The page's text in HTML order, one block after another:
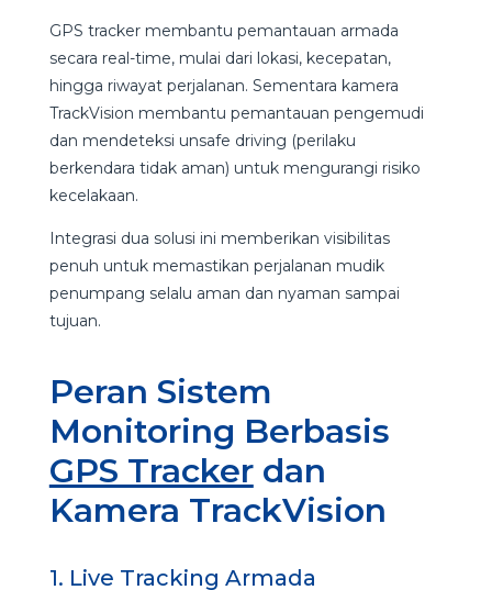
GPS tracker membantu pemantauan armada
secara real-time, mulai dari lokasi, kecepatan,
hingga riwayat perjalanan. Sementara kamera
TrackVision membantu pemantauan pengemudi
dan mendeteksi unsafe driving (perilaku
berkendara tidak aman) untuk mengurangi risiko
kecelakaan.
Integrasi dua solusi ini memberikan visibilitas
penuh untuk memastikan perjalanan mudik
penumpang selalu aman dan nyaman sampai
tujuan.
Peran Sistem
Monitoring Berbasis
GPS Trackerdan
Kamera TrackVision
1. Live Tracking Armada